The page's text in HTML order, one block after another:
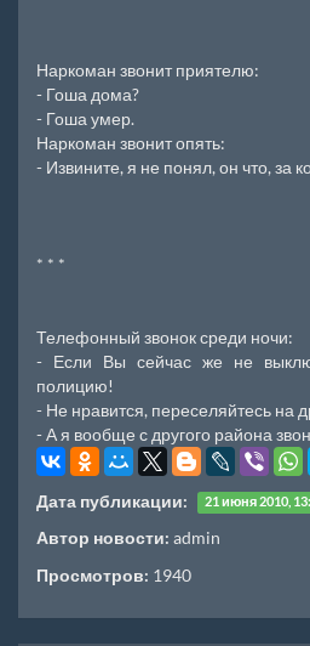
Наркоман звонит приятелю:
- Гоша дома?
- Гоша умер.
Наркоман звонит опять:
- Извините, я не понял, он что, за
* * *
Телефонный звонок среди ночи:
- Если Вы сейчас же не
полицию!
- Не нравится, переселяйтесь на
- А я вообще с другого района
Дата публикации: 21 июня 2010,
Автор новости: admin
Просмотров: 1940